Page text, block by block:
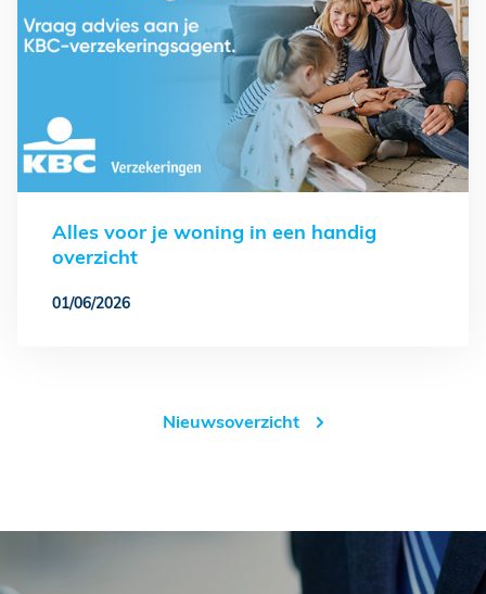
Alles voor je woning in een handig
overzicht
01/06/2026
Nieuwsoverzicht